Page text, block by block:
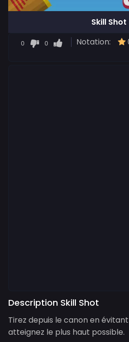
Skill Shot
0 0 Notation:
Description Skill Shot
Tirez depuis le canon en
atteignez le plus haut possible.